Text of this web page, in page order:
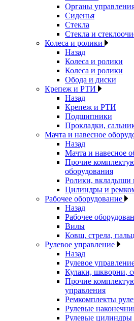
Органы
Сиденья
Стекла
Стекла и
Колеса и ролики
Назад
Колеса и ролики
Колеса и ролики
Обода и диски
Крепеж и РТИ
Назад
Крепеж и РТИ
Подшипники
Прокладки,
Мачта и навесное
Назад
Мачта и навесное
Прочие
оборудования
Ролики, вкладыши
Цилиндры и
Рабочее оборудование
Назад
Рабочее
Вилы
Ковш, стрела,
Рулевое управление
Назад
Рулевое
Кулаки, шкворни,
Прочие
управления
Ремкомплекты
Рулевые
Рулевые цилиндры